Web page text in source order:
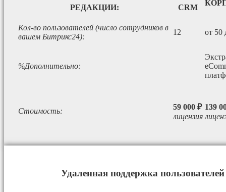
РЕДАКЦИИ: CRM
Кол-во пользователей (число сотрудников в
вашем Битрикс24):
12 от 50
%Дополнительно:
Стоимость:
59 000 ₽
лицензия
139
Удаленная поддержка пользователей